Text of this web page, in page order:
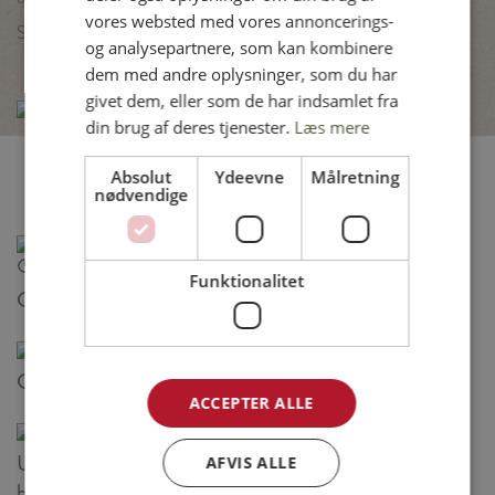
Server minikøller med blomkålstabouleh og krølsalat
Relaterede opskrifter
Cæsar salat med kylling og parmesanchips
Gyros med kyllingelår og tzatziki
Udbenet kyllingeoverlår med rød karry, mormors
GERMAN
vores websted med vores annoncerings-
og analysepartnere, som kan kombinere
dem med andre oplysninger, som du har
givet dem, eller som de har indsamlet fra
din brug af deres tjenester. Læs mere
Absolut
nødvendige
Ydeevne Målretning
Funktionalitet
ACCEPTER ALLE
AFVIS ALLE